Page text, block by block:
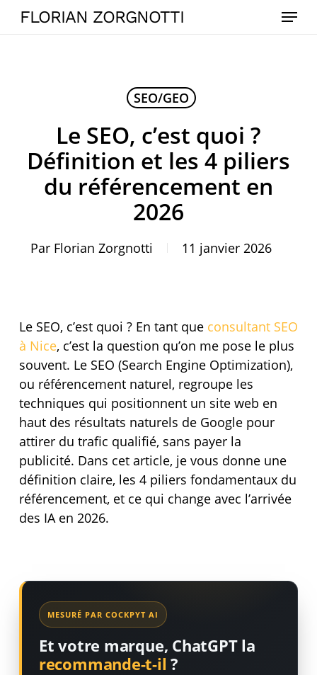
SkipFLORIAN ZORGNOTTI Menu
SEO/GEO
Le SEO, c’est quoi ?
Définition et les 4 piliers
du référencement en
2026
Par Florian Zorgnotti 11 janvier 2026
Le SEO, c’est quoi ? En tant que consultant SEO
à Nice, c’est la question qu’on me pose le plus
souvent. Le SEO (Search Engine Optimization),
ou référencement naturel, regroupe les
techniques qui positionnent un site web en
haut des résultats naturels de Google pour
attirer du trafic qualifié, sans payer la
publicité. Dans cet article, je vous donne une
définition claire, les 4 piliers fondamentaux du
référencement, et ce qui change avec l’arrivée
des IA en 2026.
MESURÉ PAR COCKPYT AI
Et votre marque, ChatGPT la
recommande-t-il ?